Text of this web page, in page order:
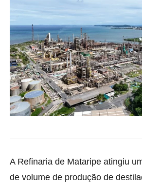
A Refinaria de Mataripe atingiu
de volume de produção de